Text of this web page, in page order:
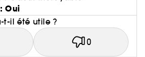
Oui
t-il été utile ?
0